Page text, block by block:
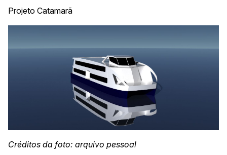
Projeto Catamarã
Créditos da foto: arquivo pessoal